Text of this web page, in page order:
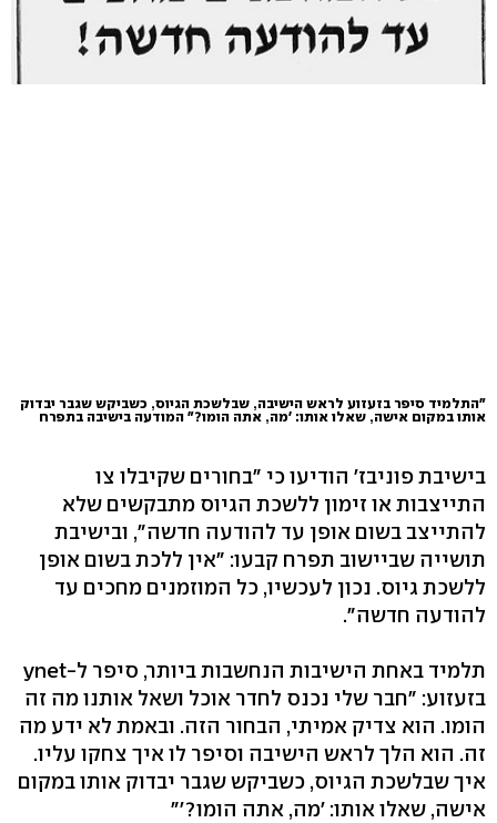
"התלמיד סיפר בזעזוע לראש הישיבה, שבלשכת הגיוס, כשביקש שגבר יבדוק
אותו במקום אישה, שאלו אותו: 'מה, אתה הומו?" המודעה בישיבה בתפרח
בישיבת פוניבז' הודיעו כי "בחורים שקיבלו צו
התייצבות או זימון ללשכת הגיוס מתבקשים שלא
להתייצב בשום אופן עד להודעה חדשה", ובישיבת
תושייה שביישוב תפרח קבעו: "אין ללכת בשום אופן
ללשכת גיוס. נכון לעכשיו, כל המוזמנים מחכים עד
להודעה חדשה".
תלמיד באחת הישיבות הנחשבות ביותר, סיפר ל-ynet
בזעזוע: "חבר שלי נכנס לחדר אוכל ושאל אותנו מה זה
הומו. הוא צדיק אמיתי, הבחור הזה. ובאמת לא ידע מה
זה. הוא הלך לראש הישיבה וסיפר לו איך צחקו עליו.
איך שבלשכת הגיוס, כשביקש שגבר יבדוק אותו במקום
אישה, שאלו אותו: 'מה, אתה הומו?'"